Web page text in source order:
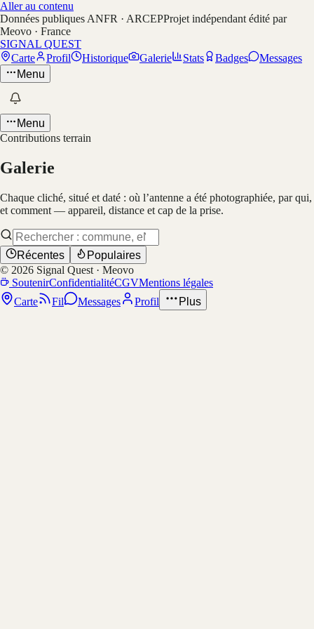
Aller au contenu
Données publiques ANFR · ARCEPProjet indépendant édité par
Meovo · France
SIGNAL QUEST
Carte
Profil Historique Galerie Stats Badges
Messages
Menu
Menu
Contributions terrain
Galerie
Chaque cliché, situé et daté : où l’antenne a été photographiée, par qui,
et comment — appareil, distance et cap de la prise.
Récentes
Populaires
© 2026 Signal Quest · Meovo
SoutenirConfidentialitéCGVMentions légales
Carte
Fil Messages Profil Plus